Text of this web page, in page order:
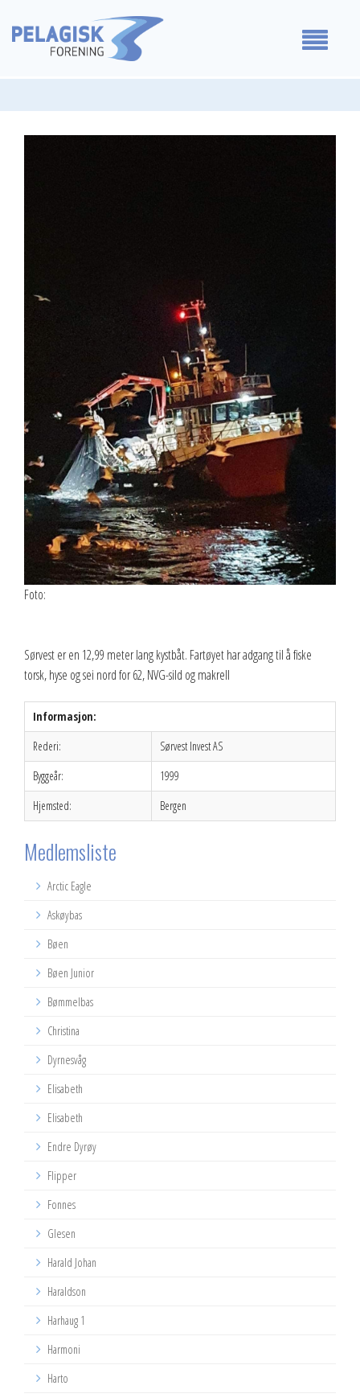
Kontakt oss
Foto:
Sørvest er en 12,99 meter lang kystbåt. Fartøyet har adgang til å fiske
torsk, hyse og sei nord for 62, NVG-sild og makrell
Informasjon:
Rederi:
Sørvest Invest AS
Byggeår:
1999
Hjemsted:
Bergen
Medlemsliste
Arctic Eagle
Askøybas
Bøen
Bøen Junior
Bømmelbas
Christina
Dyrnesvåg
Elisabeth
Elisabeth
Endre Dyrøy
Flipper
Fonnes
Glesen
Harald Johan
Haraldson
Harhaug 1
Harmoni
Harto